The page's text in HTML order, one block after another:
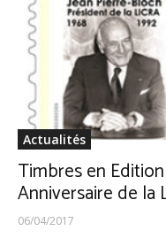
Actualités
Timbres en
Anniversaire de la
06/04/2017